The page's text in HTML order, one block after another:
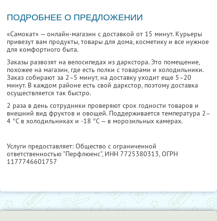
ПОДРОБНЕЕ О ПРЕДЛОЖЕНИИ
«Самокат» — онлайн‑магазин с доставкой от 15 минут. Курьеры
привезут вам продукты, товары для дома, косметику и все нужное
для комфортного быта.
Заказы развозят на велосипедах из даркстора. Это помещение,
похожее на магазин, где есть полки с товарами и холодильники.
Заказ собирают за 2–5 минут, на доставку уходит еще 5–20
минут. В каждом районе есть свой даркстор, поэтому доставка
осуществляется так быстро.
2 раза в день сотрудники проверяют срок годности товаров и
внешний вид фруктов и овощей. Поддерживается температура 2–
4 °С в холодильниках и ‑18 °С — в морозильных камерах.
Услуги предоставляет: Общество с ограниченной
ответственностью "Перфлюенс", ИНН 7725380313, ОГРН
1177746601757